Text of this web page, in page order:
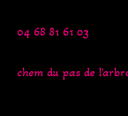
04 68 81 61 03
chem du pas de